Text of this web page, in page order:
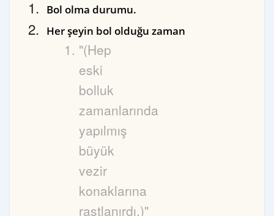
Bol olma durumu.
Her şeyin bol olduğu zaman
"(Hep
eski
bolluk
zamanlarında
yapılmış
büyük
vezir
konaklarına
rastlanırdı.)"